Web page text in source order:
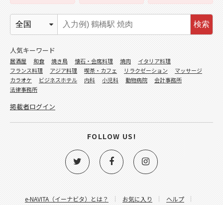
e-NAVITA（イーナビタ）とは？ お気に入り ヘルプ
検索
人気キーワード
居酒屋 和食 焼き鳥 懐石・会席料理 焼肉
イタリア料理
フランス料理
アジア料理 喫茶・カフェ リラクゼーション
マッサージ
カラオケ
ビジネスホテル 内科 小児科 動物病院
会計事務所
法律事務所
掲載者ログイン
FOLLOW US!